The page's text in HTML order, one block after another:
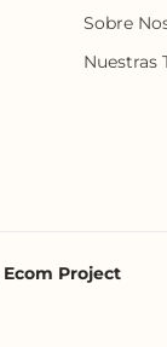
Sobre
Nuestras
Ecom Project